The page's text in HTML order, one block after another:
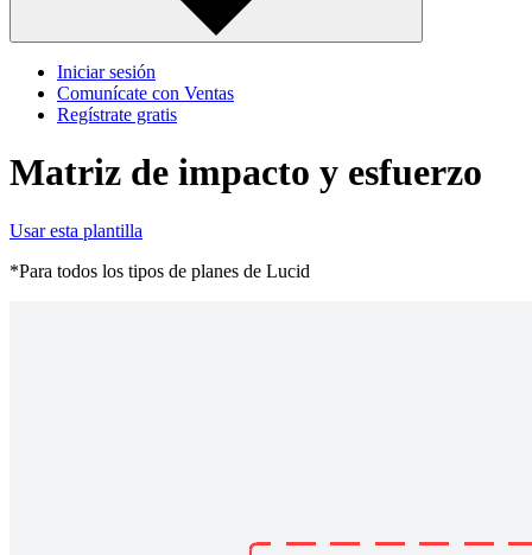
Iniciar sesión
Comunícate con Ventas
Regístrate gratis
Matriz de impacto y esfuerzo
Usar esta plantilla
*Para todos los tipos de planes de Lucid